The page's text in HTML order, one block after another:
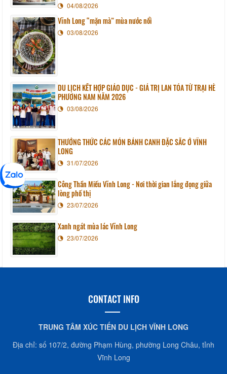
04/08/2026
Vĩnh Long “mặn mà” mùa nước nổi
03/08/2026
DU LỊCH KẾT HỢP GIÁO DỤC - GIÁ TRỊ LAN TỎA TỪ TRẠI HÈ
PHƯƠNG NAM NĂM 2026
03/08/2026
THƯỞNG THỨC CÁC MÓN BÁNH CANH ĐẶC SẮC Ở VĨNH
LONG
31/07/2026
Công Thần Miếu Vĩnh Long - Nơi thời gian lắng đọng giữa
lòng phố thị
23/07/2026
Xanh ngát mùa lác Vĩnh Long
23/07/2026
CONTACT INFO
TRUNG TÂM XÚC TIẾN DU LỊCH VĨNH LONG
Địa chỉ: số 107/2, đường Phạm Hùng, phường Long Châu, tỉnh
Vĩnh Long